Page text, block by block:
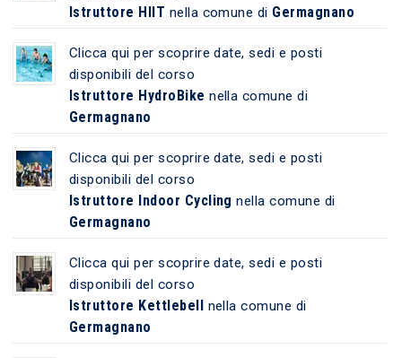
Istruttore HIIT nella comune di Germagnano
Clicca qui per scoprire date, sedi e posti
disponibili del corso
Istruttore HydroBike nella comune di
Germagnano
Clicca qui per scoprire date, sedi e posti
disponibili del corso
Istruttore Indoor Cycling nella comune di
Germagnano
Clicca qui per scoprire date, sedi e posti
disponibili del corso
Istruttore Kettlebell nella comune di
Germagnano